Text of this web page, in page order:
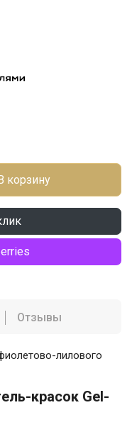
корзину
Отзывы
лилового
красок Gel-